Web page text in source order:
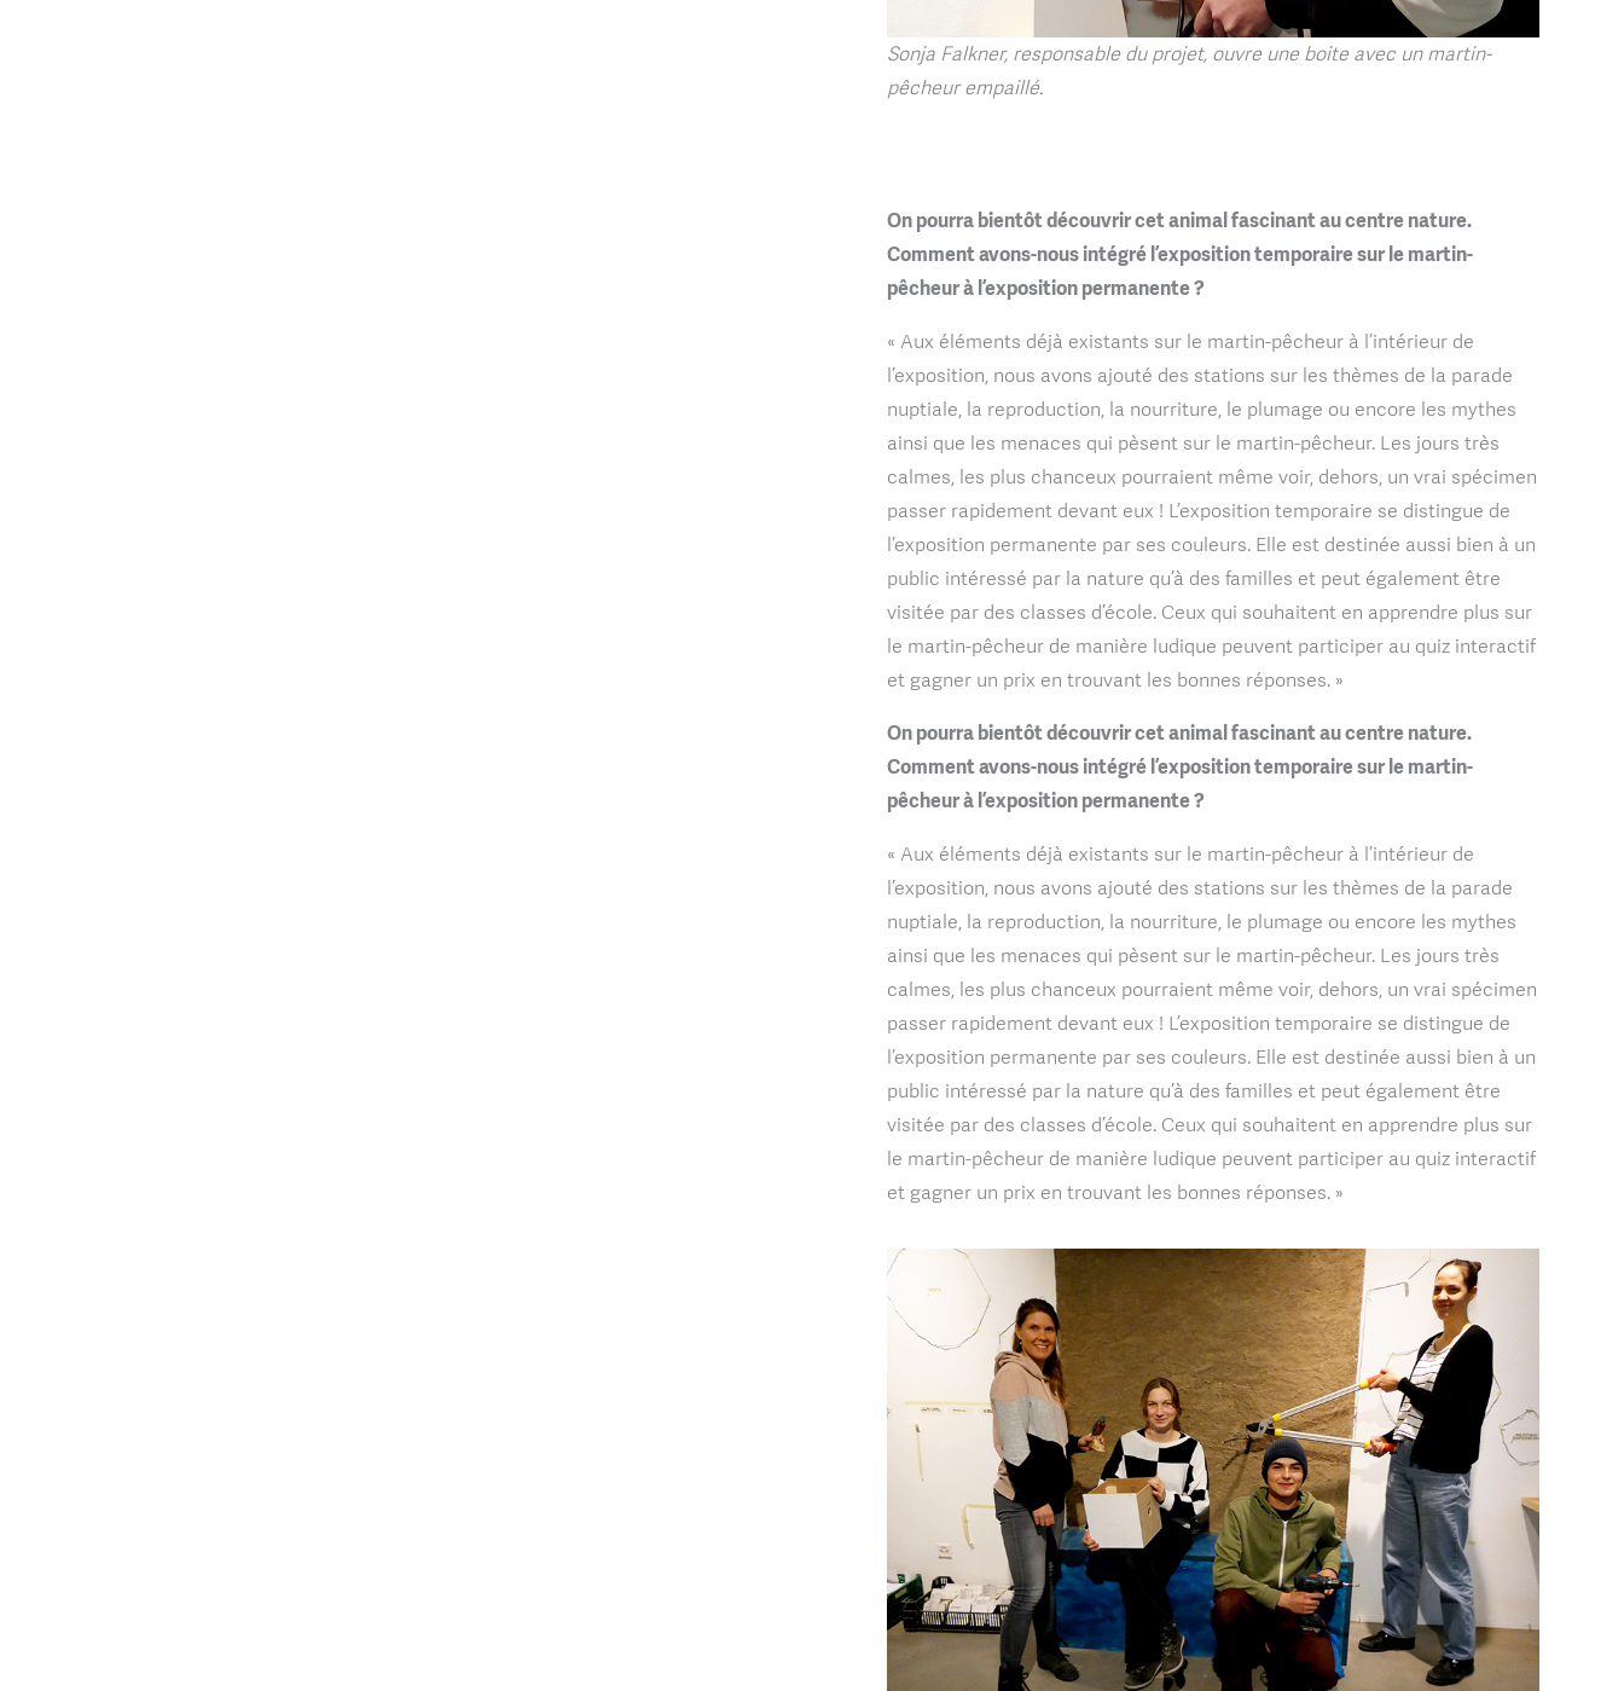
Sonja Falkner, responsable du projet, ouvre une boite avec un martin-
pêcheur empaillé.
On pourra bientôt découvrir cet animal fascinant au centre nature.
Comment avons-nous intégré l’exposition temporaire sur le martin-
pêcheur à l’exposition permanente ?
« Aux éléments déjà existants sur le martin-pêcheur à l’intérieur de
l’exposition, nous avons ajouté des stations sur les thèmes de la parade
nuptiale, la reproduction, la nourriture, le plumage ou encore les mythes
ainsi que les menaces qui pèsent sur le martin-pêcheur. Les jours très
calmes, les plus chanceux pourraient même voir, dehors, un vrai spécimen
passer rapidement devant eux ! L’exposition temporaire se distingue de
l’exposition permanente par ses couleurs. Elle est destinée aussi bien à un
public intéressé par la nature qu’à des familles et peut également être
visitée par des classes d’école. Ceux qui souhaitent en apprendre plus sur
le martin-pêcheur de manière ludique peuvent participer au quiz interactif
et gagner un prix en trouvant les bonnes réponses. »
On pourra bientôt découvrir cet animal fascinant au centre nature.
Comment avons-nous intégré l’exposition temporaire sur le martin-
pêcheur à l’exposition permanente ?
« Aux éléments déjà existants sur le martin-pêcheur à l’intérieur de
l’exposition, nous avons ajouté des stations sur les thèmes de la parade
nuptiale, la reproduction, la nourriture, le plumage ou encore les mythes
ainsi que les menaces qui pèsent sur le martin-pêcheur. Les jours très
calmes, les plus chanceux pourraient même voir, dehors, un vrai spécimen
passer rapidement devant eux ! L’exposition temporaire se distingue de
l’exposition permanente par ses couleurs. Elle est destinée aussi bien à un
public intéressé par la nature qu’à des familles et peut également être
visitée par des classes d’école. Ceux qui souhaitent en apprendre plus sur
le martin-pêcheur de manière ludique peuvent participer au quiz interactif
et gagner un prix en trouvant les bonnes réponses. »